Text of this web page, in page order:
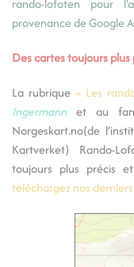
rando-lofoten pour
provenance de Google
Des cartes toujours plus
La rubrique « Les
Ingermann et au
Norgeskart.no(de
Kartverket) Rando-
toujours plus précis
téléchargez nos